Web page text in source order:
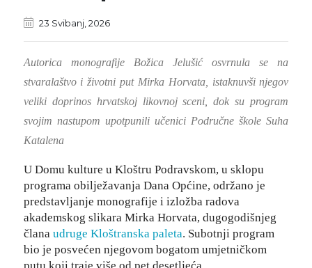
23 Svibanj, 2026
Autorica monografije Božica Jelušić osvrnula se na
stvaralaštvo i životni put Mirka Horvata, istaknuvši njegov
veliki doprinos hrvatskoj likovnoj sceni, dok su program
svojim nastupom upotpunili učenici Područne škole Suha
Katalena
U Domu kulture u Kloštru Podravskom, u sklopu
programa obilježavanja Dana Općine, održano je
predstavljanje monografije i izložba radova
akademskog slikara Mirka Horvata, dugogodišnjeg
člana udruge Kloštranska paleta. Subotnji program
bio je posvećen njegovom bogatom umjetničkom